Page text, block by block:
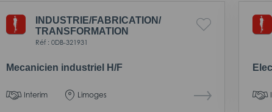
INDUSTRIE/FABRICATION/
TRANSFORMATION
Réf : 0DB-321931
Mecanicien industriel H/F
Interim Limoges